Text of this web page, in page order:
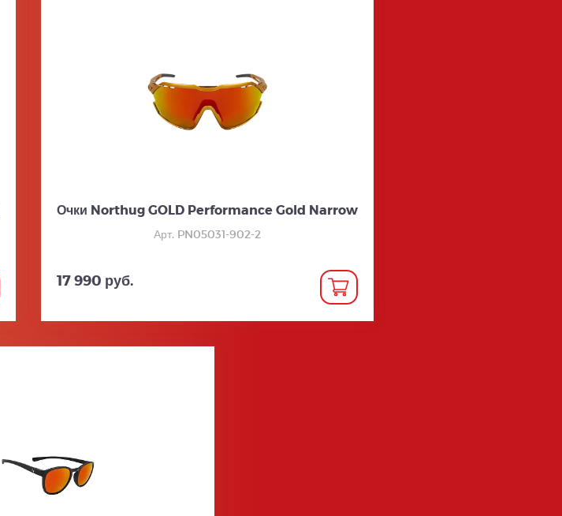
Очки Northug GOLD Performance Gold Narrow
Арт. PN05031-902-2
17 990 руб.